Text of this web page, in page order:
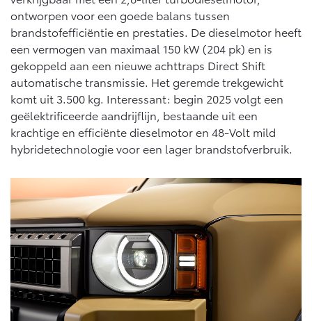
ontworpen voor een goede balans tussen
brandstofefficiëntie en prestaties. De dieselmotor heeft
een vermogen van maximaal 150 kW (204 pk) en is
gekoppeld aan een nieuwe achttraps Direct Shift
automatische transmissie. Het geremde trekgewicht
komt uit 3.500 kg. Interessant: begin 2025 volgt een
geëlektrificeerde aandrijflijn, bestaande uit een
krachtige en efficiënte dieselmotor en 48-Volt mild
hybridetechnologie voor een lager brandstofverbruik.